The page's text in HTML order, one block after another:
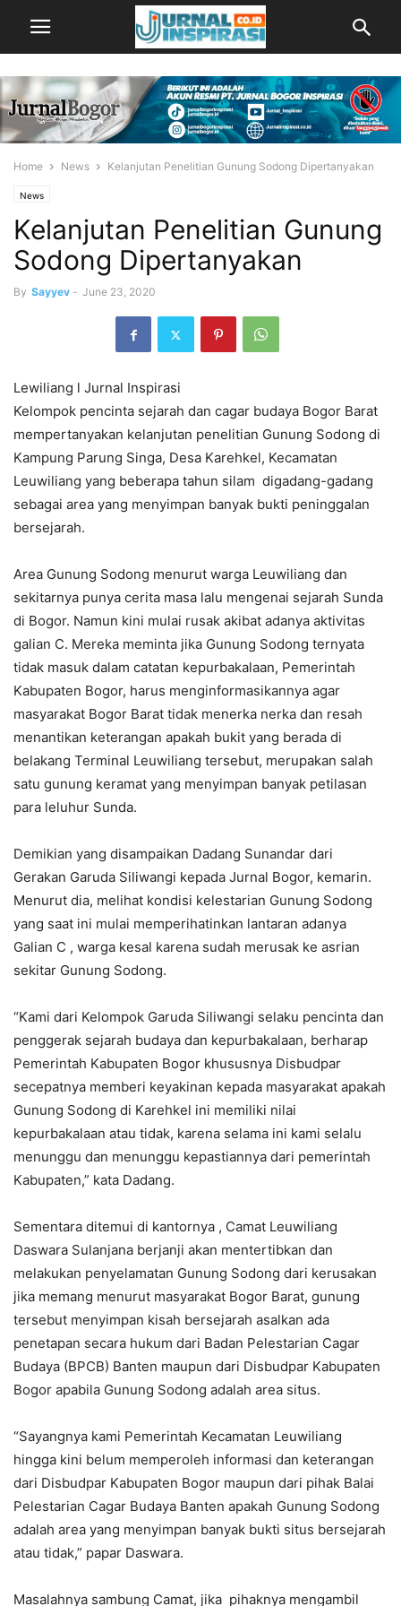
Home News Kelanjutan Penelitian Gunung Sodong Dipertanyakan
News
Kelanjutan Penelitian Gunung
Sodong Dipertanyakan
By Sayyev - June 23, 2020
Lewiliang l Jurnal Inspirasi
Kelompok pencinta sejarah dan cagar budaya Bogor Barat
mempertanyakan kelanjutan penelitian Gunung Sodong di
Kampung Parung Singa, Desa Karehkel, Kecamatan
Leuwiliang yang beberapa tahun silam digadang-gadang
sebagai area yang menyimpan banyak bukti peninggalan
bersejarah.
Area Gunung Sodong menurut warga Leuwiliang dan
sekitarnya punya cerita masa lalu mengenai sejarah Sunda
di Bogor. Namun kini mulai rusak akibat adanya aktivitas
galian C. Mereka meminta jika Gunung Sodong ternyata
tidak masuk dalam catatan kepurbakalaan, Pemerintah
Kabupaten Bogor, harus menginformasikannya agar
masyarakat Bogor Barat tidak menerka nerka dan resah
menantikan keterangan apakah bukit yang berada di
belakang Terminal Leuwiliang tersebut, merupakan salah
satu gunung keramat yang menyimpan banyak petilasan
para leluhur Sunda.
Demikian yang disampaikan Dadang Sunandar dari
Gerakan Garuda Siliwangi kepada Jurnal Bogor, kemarin.
Menurut dia, melihat kondisi kelestarian Gunung Sodong
yang saat ini mulai memperihatinkan lantaran adanya
Galian C , warga kesal karena sudah merusak ke asrian
sekitar Gunung Sodong.
“Kami dari Kelompok Garuda Siliwangi selaku pencinta dan
penggerak sejarah budaya dan kepurbakalaan, berharap
Pemerintah Kabupaten Bogor khususnya Disbudpar
secepatnya memberi keyakinan kepada masyarakat apakah
Gunung Sodong di Karehkel ini memiliki nilai
kepurbakalaan atau tidak, karena selama ini kami selalu
menunggu dan menunggu kepastiannya dari pemerintah
Kabupaten,” kata Dadang.
Sementara ditemui di kantornya , Camat Leuwiliang
Daswara Sulanjana berjanji akan mentertibkan dan
melakukan penyelamatan Gunung Sodong dari kerusakan
jika memang menurut masyarakat Bogor Barat, gunung
tersebut menyimpan kisah bersejarah asalkan ada
penetapan secara hukum dari Badan Pelestarian Cagar
Budaya (BPCB) Banten maupun dari Disbudpar Kabupaten
Bogor apabila Gunung Sodong adalah area situs.
“Sayangnya kami Pemerintah Kecamatan Leuwiliang
hingga kini belum memperoleh informasi dan keterangan
dari Disbudpar Kabupaten Bogor maupun dari pihak Balai
Pelestarian Cagar Budaya Banten apakah Gunung Sodong
adalah area yang menyimpan banyak bukti situs bersejarah
atau tidak,” papar Daswara.
Masalahnya sambung Camat, jika pihaknya mengambil